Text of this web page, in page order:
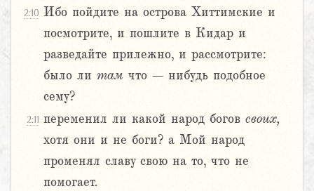
2:10 Ибо пойдите на острова Хиттимские и
посмотрите, и пошлите в Кидар и
разведайте прилежно, и рассмотрите:
было ли там что – нибудь подобное
сему?
2:11 переменил ли какой народ богов своих,
хотя они и не боги? а Мой народ
променял славу свою на то, что не
помогает.